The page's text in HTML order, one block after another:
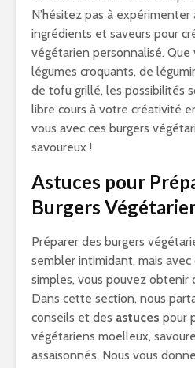
N’hésitez pas à
ingrédients et saveurs pour
végétarien personnalisé.
légumes croquants, de
de tofu grillé, les possibilités
libre cours à votre créativité
vous avec ces burgers
savoureux !
Astuces pour
Burgers
Préparer des burgers
sembler intimidant, mais avec
simples, vous pouvez obtenir
Dans cette section, nous
conseils et des astuces pour
végétariens moelleux,
assaisonnés. Nous vous